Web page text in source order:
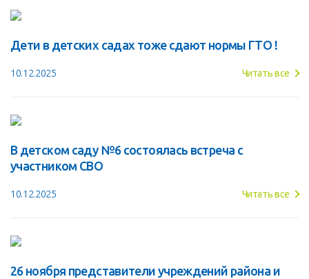
Дети в детских садах тоже сдают нормы ГТО !
10.12.2025 Читать все
В детском саду №6 состоялась встреча с
участником СВО
10.12.2025 Читать все
26 ноября представители учреждений района и